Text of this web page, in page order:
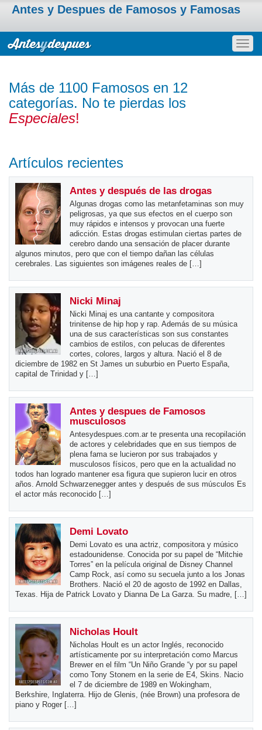
Antes y Despues de Famosos y Famosas
Más de 1100 Famosos en 12
categorías. No te pierdas los
Especiales!
Artículos recientes
Antes y después de las drogas
Algunas drogas como las metanfetaminas son muy
peligrosas, ya que sus efectos en el cuerpo son
muy rápidos e intensos y provocan una fuerte
adicción. Estas drogas estimulan ciertas partes de
cerebro dando una sensación de placer durante
algunos minutos, pero que con el tiempo dañan las células
cerebrales. Las siguientes son imágenes reales de […]
Nicki Minaj
Nicki Minaj es una cantante y compositora
trinitense de hip hop y rap. Además de su música
una de sus características son sus constantes
cambios de estilos, con pelucas de diferentes
cortes, colores, largos y altura. Nació el 8 de
diciembre de 1982 en St James un suburbio en Puerto España,
capital de Trinidad y […]
Antes y despues de Famosos
musculosos
Antesydespues.com.ar te presenta una recopilación
de actores y celebridades que en sus tiempos de
plena fama se lucieron por sus trabajados y
musculosos físicos, pero que en la actualidad no
todos han logrado mantener esa figura que supieron lucir en otros
años. Arnold Schwarzenegger antes y después de sus músculos Es
el actor más reconocido […]
Demi Lovato
Demi Lovato es una actriz, compositora y músico
estadounidense. Conocida por su papel de “Mitchie
Torres” en la película original de Disney Channel
Camp Rock, así como su secuela junto a los Jonas
Brothers. Nació el 20 de agosto de 1992 en Dallas,
Texas. Hija de Patrick Lovato y Dianna De La Garza. Su madre, […]
Nicholas Hoult
Nicholas Hoult es un actor Inglés, reconocido
artísticamente por su interpretación como Marcus
Brewer en el film “Un Niño Grande “y por su papel
como Tony Stonem en la serie de E4, Skins. Nacio
el 7 de diciembre de 1989 en Wokingham,
Berkshire, Inglaterra. Hijo de Glenis, (née Brown) una profesora de
piano y Roger […]